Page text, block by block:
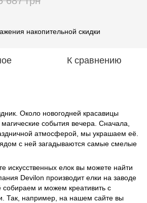
накопительной скидки
К сравнению
Около новогодней красавицы
события вечера. Сначала,
атмосферой, мы украшаем её.
с ней загадываются самые смелые
искусственных елок вы можете найти
Devilon производит елки на заводе
и можем креативить с
Так, например, на нашем сайте вы